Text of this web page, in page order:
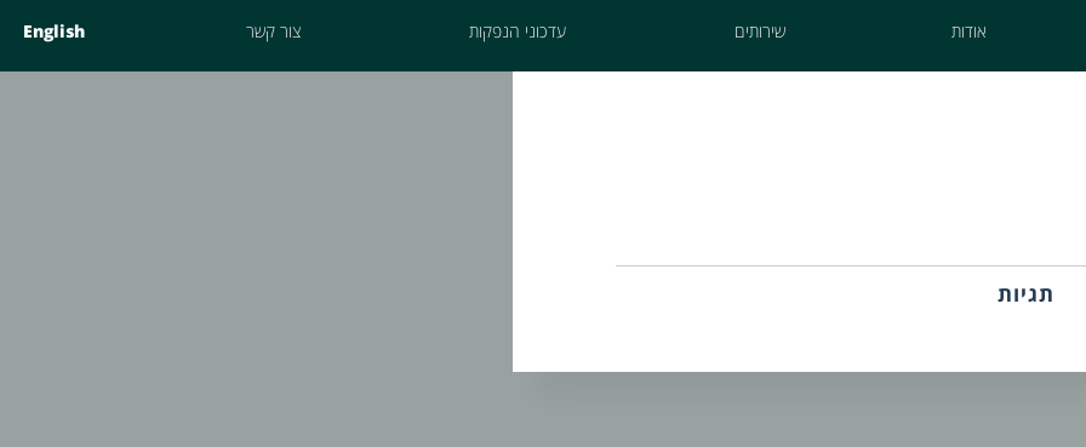
אודות שירותים עדכוני הנפקות צור קשר English
תגיות